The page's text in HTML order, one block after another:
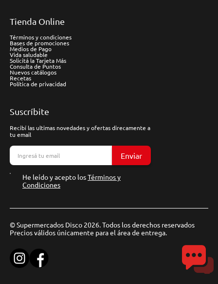
Tienda Online
Términos y condiciones
Bases de promociones
Medios de Pago
Vida saludable
Solicitá la Tarjeta Más
Consulta de Puntos
Nuevos catálogos
Recetas
Política de privacidad
Suscríbite
Recibí las ultimas novedades y ofertas direcamente a
tu email
Enviar
He leído y acepto losTérminos y
Condiciones
© Supermercados Disco 2026. Todos los derechos reservados
Precios válidos únicamente para el área de entrega.